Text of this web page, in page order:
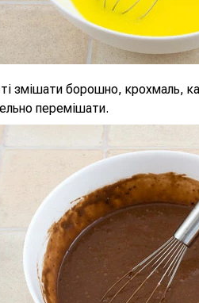
змішати борошно, крохмаль,
перемішати.